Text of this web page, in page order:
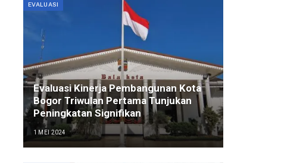
EVALUASI
Evaluasi Kinerja Pembangunan Kota
Bogor Triwulan Pertama Tunjukan
Peningkatan Signifikan
1 MEI 2024